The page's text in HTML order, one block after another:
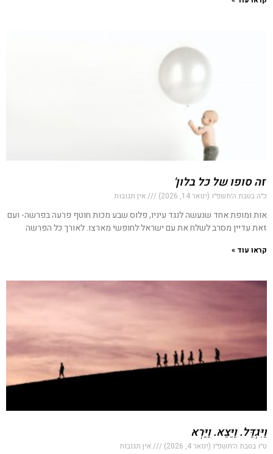
'זה סופו של כל בלון'
כ״ה בטבת ה׳תשפ״ו (ינואר 14, 2026) אין תגובות
אות ומופת אחד שנעשה לנגד עיניו, פלוס שבע מכות חוטף פרעה בפרשה- ועם
זאת עדיין מסרב לשלח את עם ישראל לחופשי מארצו. לאורך כל הפרשה
קראו עוד »
וַיִּגְדַּל. וַיֵּצֵא. וַיַּרְא
ט״ו בטבת ה׳תשפ״ו (ינואר 4, 2026) אין תגובות